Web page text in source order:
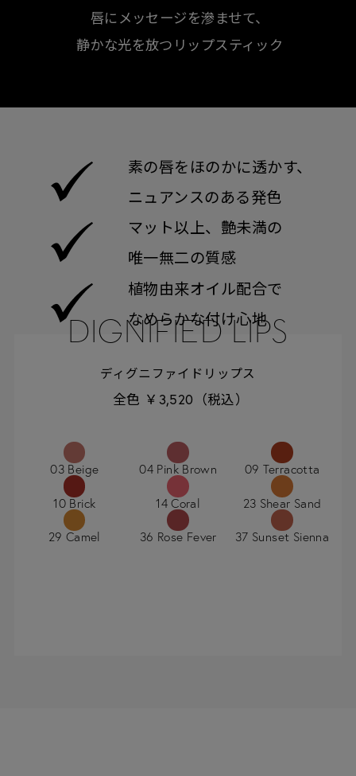
唇にメッセージを滲ませて、
静かな光を放つリップスティック
素の唇をほのかに透かす、
ニュアンスのある発色
マット以上、艶未満の
唯一無二の質感
植物由来オイル配合で
なめらかな付け心地
DIGNIFIED LIPS
ディグニファイドリップス
全色 ￥3,520（税込）
03 Beige
10 Brick
29 Camel
04 Pink Brown
14 Coral
36 Rose Fever
09 Terracotta
23 Shear Sand
37 Sunset Sienna